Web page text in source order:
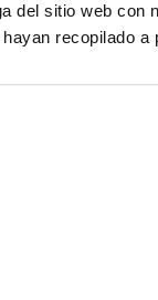
del sitio web con
recopilado